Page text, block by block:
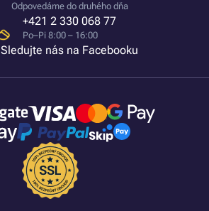
Odpovedáme do druhého dňa
+421 2 330 068 77
Po–Pi 8:00 – 16:00
Sledujte nás na Facebooku